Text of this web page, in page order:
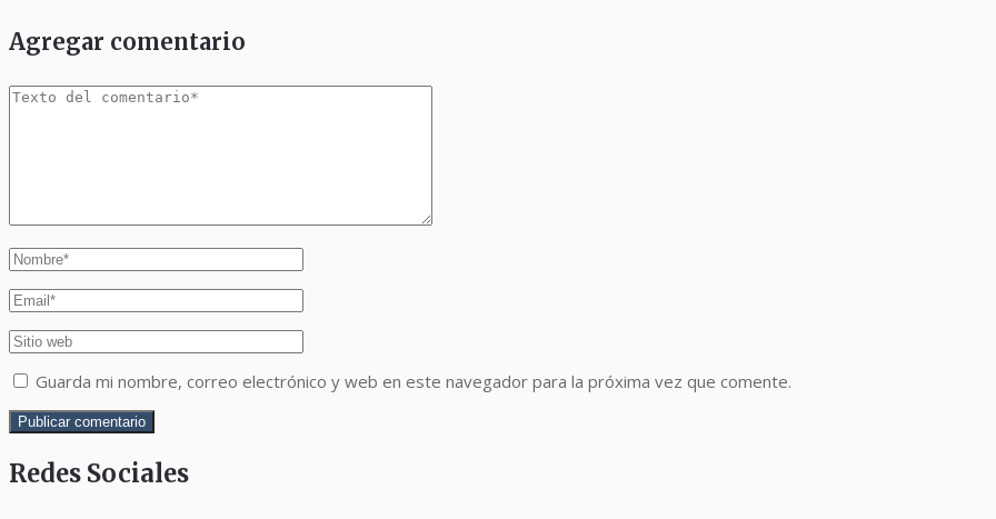
Agregar comentario
Guarda mi nombre, correo electrónico y web en este navegador para la próxima vez que comente.
Redes Sociales